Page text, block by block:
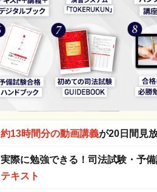
約13時間分の動画講義が20日間見
実際に勉強できる！司法試験・予
テキスト